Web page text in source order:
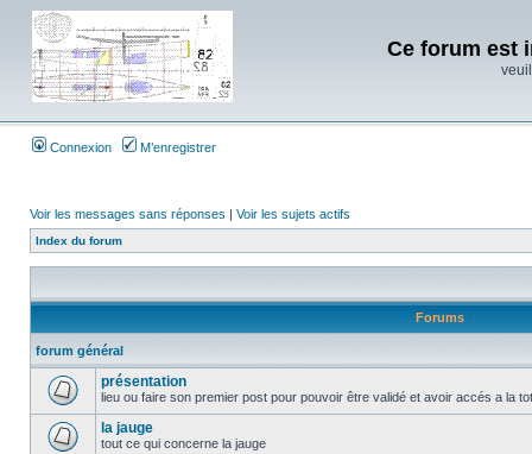
Ce forum est
Connexion M’enregistrer
Voir les messages sans réponses | Voir les sujets actifs
Index du forum
Forums
forum général
présentation
lieu ou faire son premier post pour pouvoir être validé et avoir accés a la
la jauge
tout ce qui concerne la jauge